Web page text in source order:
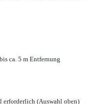
ca. 5 m Entfernung
erforderlich (Auswahl oben)